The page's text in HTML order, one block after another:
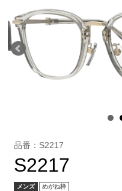
品番：S2217
S2217
メンズ めがね枠